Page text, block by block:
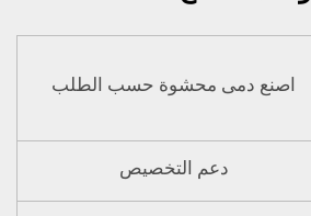
اصنع دمى محشوة حسب الطلب
دعم التخصيص